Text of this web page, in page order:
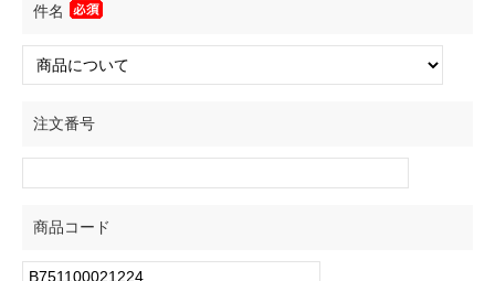
件名
注文番号
商品コード